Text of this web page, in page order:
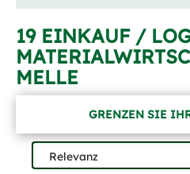
19 EINKAUF /
MELLE
GRENZEN SIE